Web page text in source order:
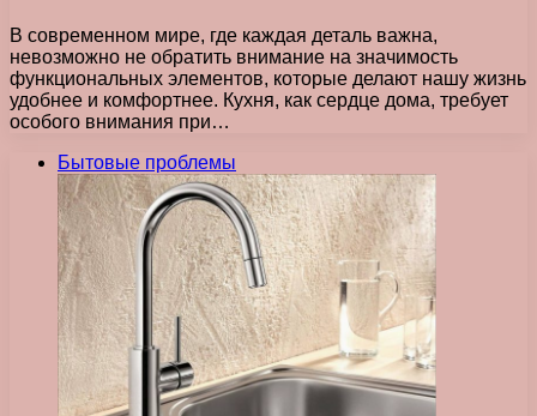
В современном мире, где каждая деталь важна,
невозможно не обратить внимание на значимость
функциональных элементов, которые делают нашу жизнь
удобнее и комфортнее. Кухня, как сердце дома, требует
особого внимания при…
Бытовые проблемы